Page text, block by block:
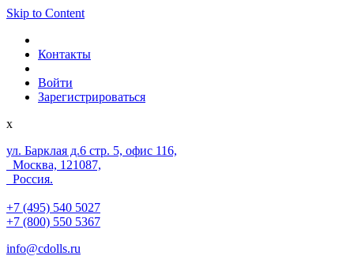
Skip to Content
Контакты
Войти
Зарегистрироваться
x
ул. Барклая д.6 стр. 5, офис 116,
Москва, 121087,
Россия.
+7 (495) 540 5027
+7 (800) 550 5367
info@cdolls.ru